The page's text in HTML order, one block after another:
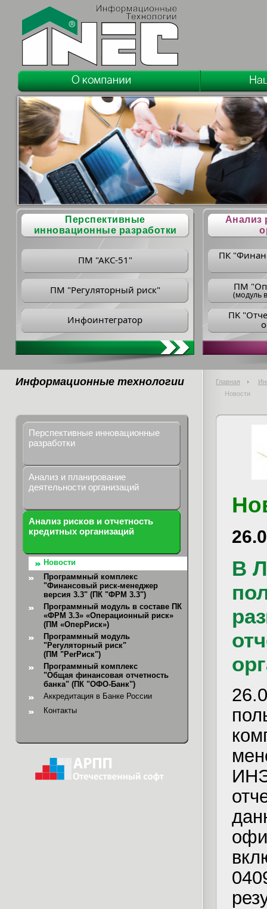
Перспективные
инновационные разработки
ПМ "АКС-51"
ПМ "Регуляторный риск"
Инфоинтегратор
Анализ
ПК
ПM
(модуль
ПK
Информационные технологии Главная
Новости
Перспективные инновационные
разработки
Анализ и планирование
деятельности организаций
Анализ рисков и отчетность
кредитных организаций
Новости
Программный комплекс
"Финансовый риск-менеджер
версия 3.3" (ПК "ФРМ 3.3")
Программный модуль в составе ПК
«ФРМ 3.3» «Операционный риск»
(ПМ «ОперРиск»)
Программный модуль
"Регуляторный риск"
(ПМ "РегРиск")
Программный комплекс
"Общая финансовая отчетность
банка" (ПК "ОФО-Банк")
Аккредитация в Банке России
Контакты
В